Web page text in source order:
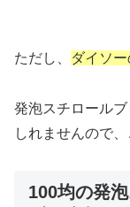
ただし、 ダイソ
発泡スチロール
しれませんので、
100均の発